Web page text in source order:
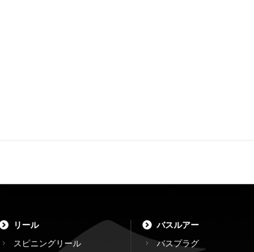
リール
スピニングリール
バスルアー
バスプラグ